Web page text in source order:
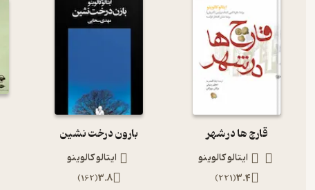
قارچ ها در شهر
ایتالو کالوینو
3.4
(
221
)
بارون درخت نشین
ایتالو کالوینو
3.8
(
162
)